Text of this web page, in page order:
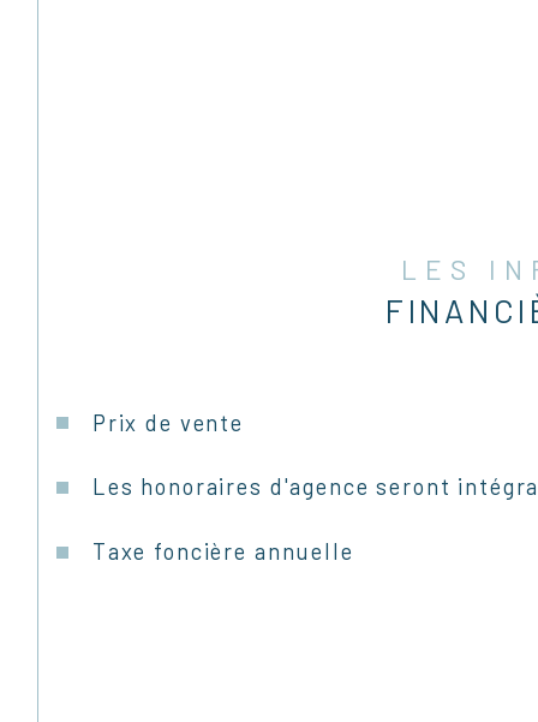
LES
Prix de vente
Les honoraires d'agence seront
Taxe foncière annuelle